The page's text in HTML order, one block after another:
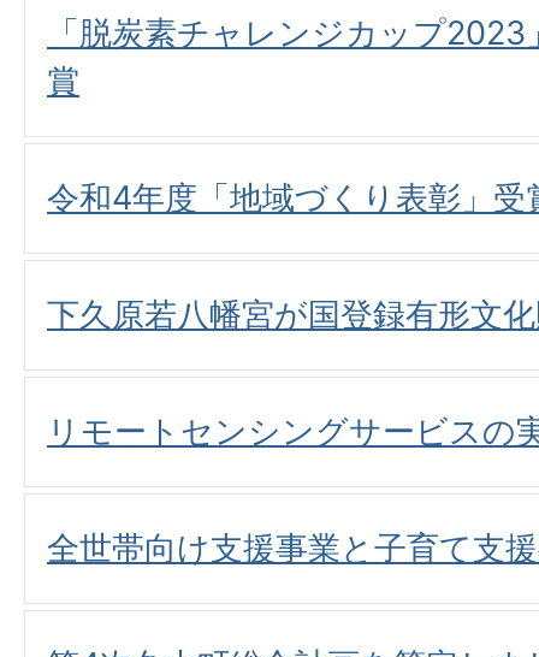
「脱炭素チャレンジカップ
賞
令和4年度「地域づくり表彰」受
下久原若八幡宮が国登録有形文
リモートセンシングサービスの
全世帯向け支援事業と子育て支